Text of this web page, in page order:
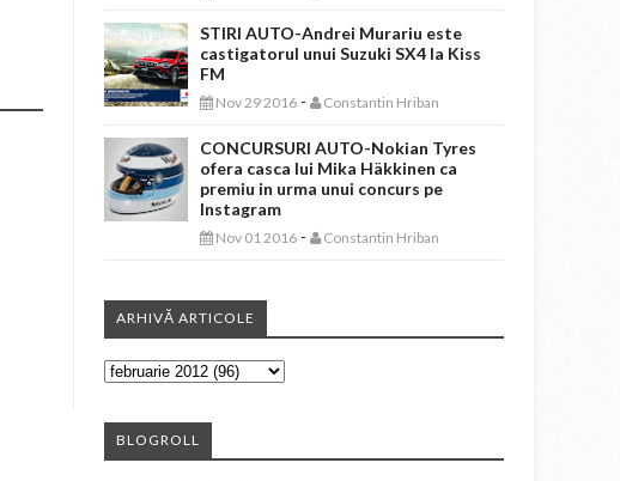
STIRI AUTO-Andrei Murariu este
castigatorul unui Suzuki SX4 la Kiss
FM
Nov 29 2016 - Constantin Hriban
CONCURSURI AUTO-Nokian Tyres
ofera casca lui Mika Häkkinen ca
premiu in urma unui concurs pe
Instagram
Nov 01 2016 - Constantin Hriban
ARHIVĂ ARTICOLE
BLOGROLL